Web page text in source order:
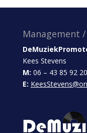
Management
Kees Stevens
M: 06 – 43 85 92 20
E: